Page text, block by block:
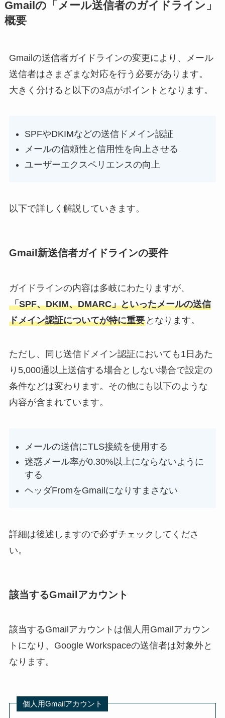
Gmailの「メール送信者のガイドライン」
概要
Gmailの送信者ガイドラインの変更により、メール
送信者はさまざまな対応を行う必要があります。
大きく分けると以下の3点がポイントとなります。
SPFやDKIMなどの送信ドメイン認証
メールの信頼性と信用性を向上させる
ユーザーエクスペリエンスの向上
以下で詳しく解説していきます。
Gmail新送信者ガイドラインの要件
ガイドラインの内容は多岐にわたりますが、
「SPF、DKIM、DMARC」といったメールの送信
ドメイン認証についてが特に重要となります。
ただし、同じ送信ドメイン認証においても1日あた
り5,000通以上送信する場合としない場合で設定の
条件などは変わります。その他にも以下のような
内容が含まれています。
メールの送信にTLS接続を使用する
迷惑メール率が0.30%以上にならないように
する
ヘッダFromをGmailになりすまさない
詳細は後述しますので必ずチェックしてくださ
い。
該当するGmailアカウント
該当するGmailアカウントは個人用Gmailアカウン
トになり、Google Workspaceの送信者は対象外と
なります。
個人用Gmailアカウント